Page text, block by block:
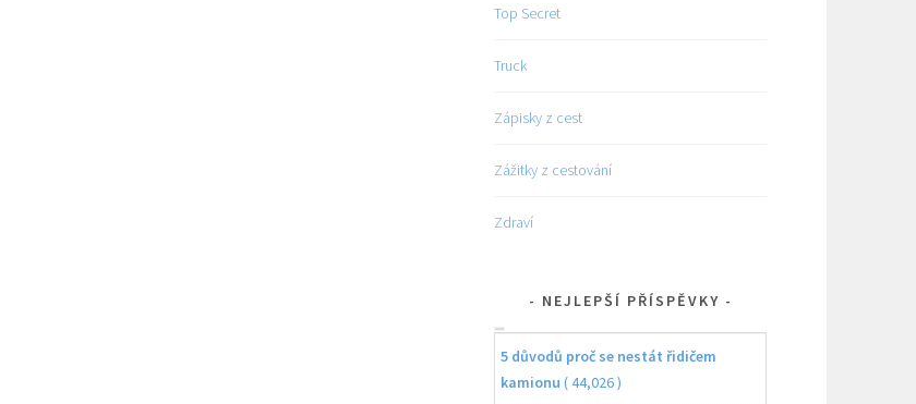
Top Secret
Truck
Zápisky z cest
Zážitky z cestování
Zdraví
NEJLEPŠÍ PŘÍSPĚVKY
5 důvodů proč se nestát řidičem
kamionu ( 44,026 )